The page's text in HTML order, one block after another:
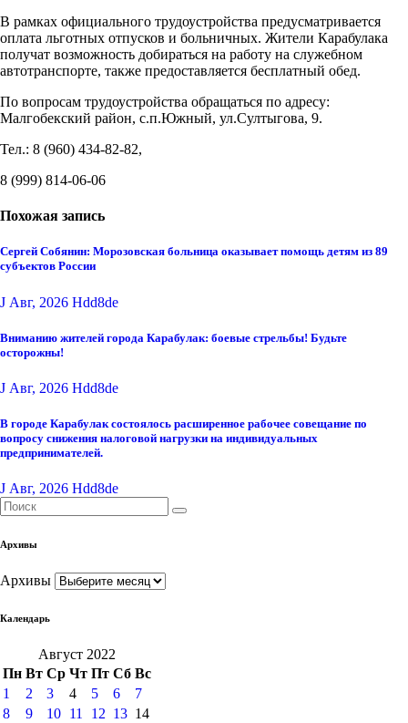
В рамках официального трудоустройства предусматривается
оплата льготных отпусков и больничных. Жители Карабулака
получат возможность добираться на работу на служебном
автотранспорте, также предоставляется бесплатный обед.
По вопросам трудоустройства обращаться по адресу:
Малгобекский район, с.п.Южный, ул.Султыгова, 9.
Тел.: 8 (960) 434-82-82,
8 (999) 814-06-06
Похожая запись
Сергей Собянин: Морозовская больница оказывает помощь детям из 89
субъектов России
J Авг, 2026 Hdd8de
Вниманию жителей города Карабулак: боевые стрельбы! Будьте
осторожны!
J Авг, 2026 Hdd8de
В городе Карабулак состоялось расширенное рабочее совещание по
вопросу снижения налоговой нагрузки на индивидуальных
предпринимателей.
J Авг, 2026 Hdd8de
Архивы
Архивы
Календарь
Август 2022
Пн Вт Ср Чт Пт Сб Вс
1
2 3 4 5 6
7
8
9 10 11 12 13 14